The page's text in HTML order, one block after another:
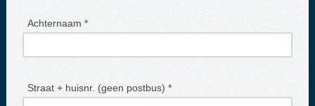
Achternaam *
Straat + huisnr. (geen postbus) *